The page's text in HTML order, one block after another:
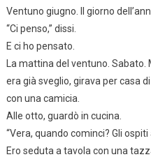
Ventuno giugno. Il giorno
“Ci penso,” dissi.
E ci ho pensato.
La mattina del ventuno.
era già sveglio, girava per casa
con una camicia.
Alle otto, guardò in cucina.
“Vera, quando cominci? Gli ospiti
Ero seduta a tavola con una